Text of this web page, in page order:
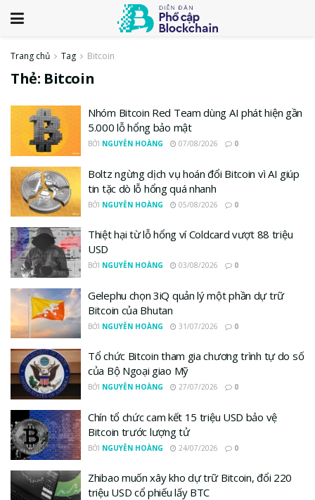
Trang chủ Tag Bitcoin
Thẻ: Bitcoin
Nhóm Bitcoin Red Team dùng AI phát hiện gần
5.000 lỗ hổng bảo mật
BỞI NGUYỄN HOÀNG 07/08/2026 0
Boltz ngừng dịch vụ hoán đổi Bitcoin vì AI giúp
tin tặc dò lỗ hổng quá nhanh
BỞI NGUYỄN HOÀNG 05/08/2026 0
Thiệt hại từ lỗ hổng ví Coldcard vượt 88 triệu
USD
BỞI NGUYỄN HOÀNG 03/08/2026 0
Gelephu chọn 3iQ quản lý một phần dự trữ
Bitcoin của Bhutan
BỞI NGUYỄN HOÀNG 31/07/2026 0
Tổ chức Bitcoin tham gia chương trình tự do số
của Bộ Ngoại giao Mỹ
BỞI NGUYỄN HOÀNG 27/07/2026 0
Chín tổ chức cam kết 15 triệu USD bảo vệ
Bitcoin trước lượng tử
BỞI NGUYỄN HOÀNG 24/07/2026 0
Zhibao muốn xây kho dự trữ Bitcoin, đổi 220
triệu USD cổ phiếu lấy BTC